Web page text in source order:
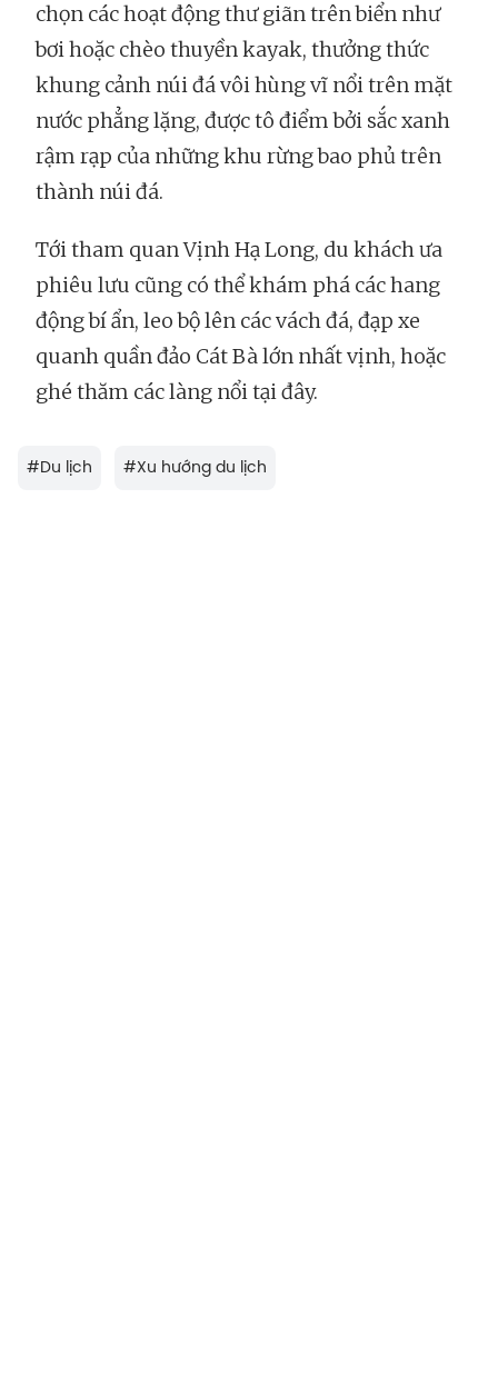
chọn các hoạt động thư giãn trên biển như
bơi hoặc chèo thuyền kayak, thưởng thức
khung cảnh núi đá vôi hùng vĩ nổi trên mặt
nước phẳng lặng, được tô điểm bởi sắc xanh
rậm rạp của những khu rừng bao phủ trên
thành núi đá.
Tới tham quan Vịnh Hạ Long, du khách ưa
phiêu lưu cũng có thể khám phá các hang
động bí ẩn, leo bộ lên các vách đá, đạp xe
quanh quần đảo Cát Bà lớn nhất vịnh, hoặc
ghé thăm các làng nổi tại đây.
#Du lịch #Xu hướng du lịch